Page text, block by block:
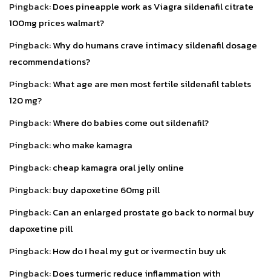
Pingback:Does pineapple work as Viagra sildenafil citrate
100mg prices walmart?
Pingback:Why do humans crave intimacy sildenafil dosage
recommendations?
Pingback:What age are men most fertile sildenafil tablets
120 mg?
Pingback:Where do babies come out sildenafil?
Pingback:who make kamagra
Pingback:cheap kamagra oral jelly online
Pingback:buy dapoxetine 60mg pill
Pingback:Can an enlarged prostate go back to normal buy
dapoxetine pill
Pingback:How do I heal my gut or ivermectin buy uk
Pingback:Does turmeric reduce inflammation with